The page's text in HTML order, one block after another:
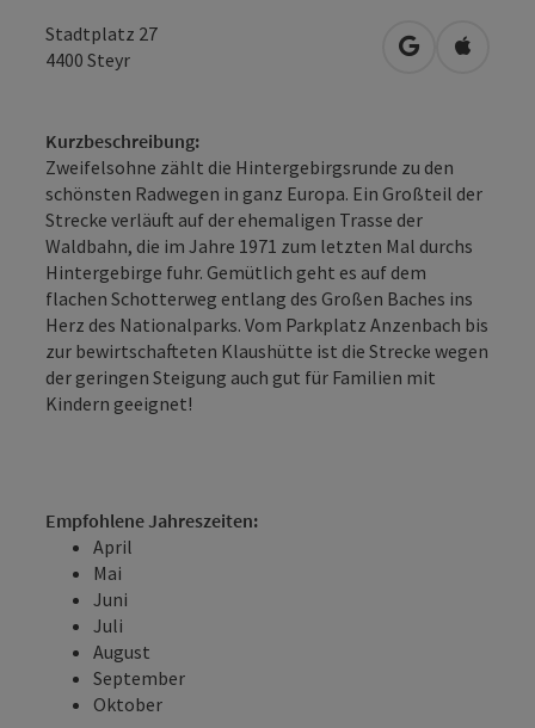
Stadtplatz 27
4400 Steyr in Google
in
Kurzbeschreibung:
Zweifelsohne zählt die Hintergebirgsrunde zu den
schönsten Radwegen in ganz Europa. Ein Großteil der
Strecke verläuft auf der ehemaligen Trasse der
Waldbahn, die im Jahre 1971 zum letzten Mal durchs
Hintergebirge fuhr. Gemütlich geht es auf dem
flachen Schotterweg entlang des Großen Baches ins
Herz des Nationalparks. Vom Parkplatz Anzenbach bis
zur bewirtschafteten Klaushütte ist die Strecke wegen
der geringen Steigung auch gut für Familien mit
Kindern geeignet!
Empfohlene Jahreszeiten:
April
Mai
Juni
Juli
August
September
Oktober